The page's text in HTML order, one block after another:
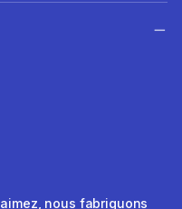
nous fabriquons